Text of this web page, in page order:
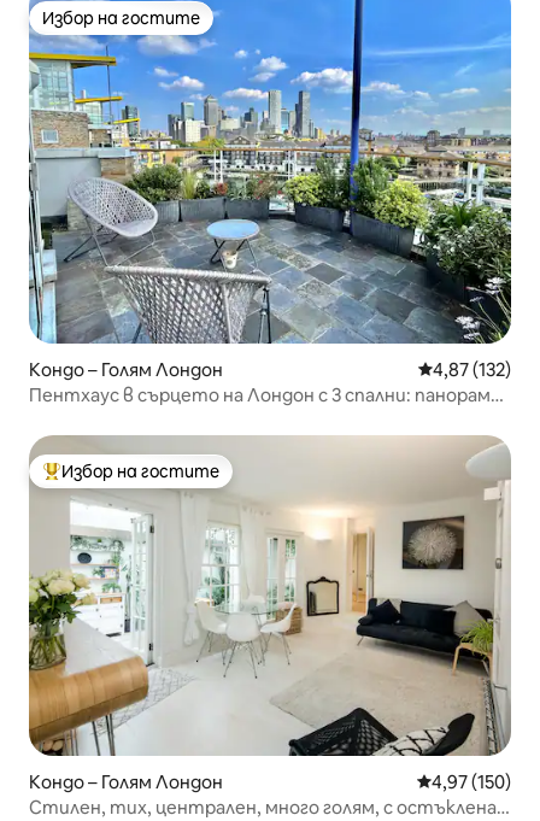
Избор на гостите
Избор на гостите
Кондо – Голям Лондон Средна
4,87 (132)
Пентхаус в сърцето на Лондон с 3 спални: панорама
Най-популярен избор на гостите
Избор на гостите
Кондо – Голям Лондон Средна
4,97 (150)
Стилен, тих, централен, много голям, с остъклена